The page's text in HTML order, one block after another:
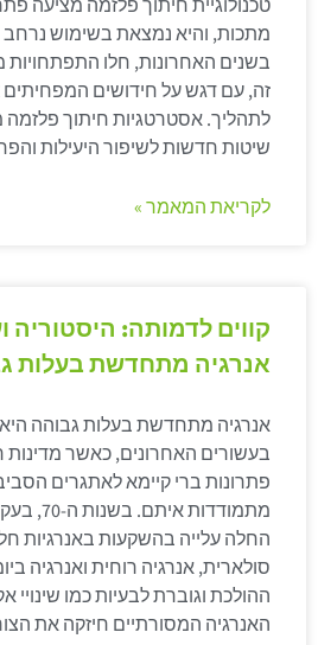
טכנולוגיית חיתוך פלזמה מציעה
מתכות, והיא נמצאת בשימוש נרחב
בשנים האחרונות, חלו
זה, עם דגש על חידושים המפחיתים
לתהליך. אסטרטגיות חיתוך
שיטות חדשות לשיפור היעילות
לקריאת המאמר »
קווים לדמותה: היסטוריה
אנרגיה מתחדשת בעלות
אנרגיה מתחדשת בעלות גבוהה
בעשורים האחרונים, כאשר
פתרונות ברי קיימא לאתגרים
מתמודדות
החלה עלייה בהשקעות באנרגיות
סולארית, אנרגיה רוחית ואנרגיה
ההולכת וגוברת לבעיות כמו שינויי
האנרגיה המסורתיים חיזקה את